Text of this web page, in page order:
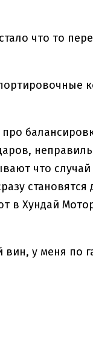
что то
что
в Хундай
у меня по